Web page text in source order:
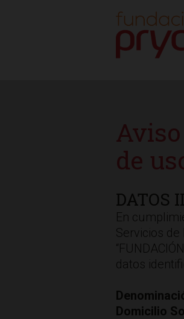
de
DATOS
En
Servicios de
datos
Domicilio